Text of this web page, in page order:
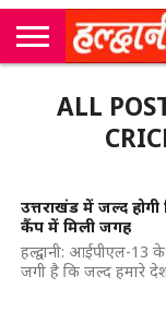
एम
कॉर्नर
उत्तराखंड
न्यूज़
खेल
मनोरंजन
सम्पादकीय
जॉब
अलर्ट्स
ALL
उत्तराखंड में जल्द होगी
कैंप में मिली जगह
हल्द्वानी: आईपीएल-13
जगी है कि जल्द हमारे